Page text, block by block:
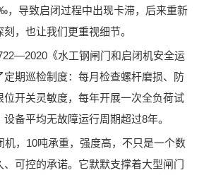
，导致启闭过程中出现卡滞，后来重新
，也让我们更重视细节。
《水工钢闸门和启闭机安全运
定期巡检制度：每月检查螺杆磨损、防
开关灵敏度，每年开展一次全负荷试
备平均无故障运行周期超过8年。
机，10吨承重，强度高，不只是一个数
可控的承诺。它默默支撑着大型闸门